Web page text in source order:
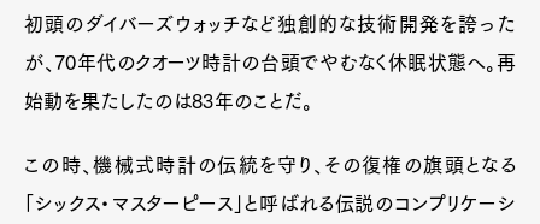
初頭のダイバーズウォッチなど独創的な技術開発を誇った
が、70年代のクオーツ時計の台頭でやむなく休眠状態へ。再
始動を果たしたのは83年のことだ。
この時、機械式時計の伝統を守り、その復権の旗頭となる
「シックス・マスターピース」と呼ばれる伝説のコンプリケーシ